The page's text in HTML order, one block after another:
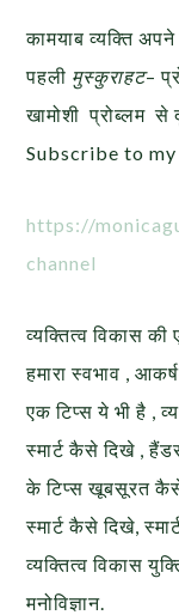
कामयाब व्यक्ति
पहली मुस्कुराहट–
खामोशी प्रोब्लम से
Subscribe to
https://
channel
व्यक्तित्व विकास
हमारा स्वभाव ,
एक टिप्स ये भी है ,
स्मार्ट कैसे दिखे ,
के टिप्स खूबसूरत
स्मार्ट कैसे दिखे,
व्यक्तित्व विकास
मनोविज्ञान.